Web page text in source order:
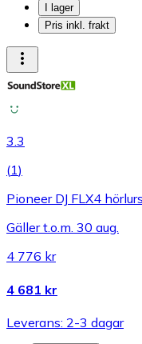
I lager
Pris inkl. frakt
3.3
(1)
Pioneer DJ FLX4
Gäller t.o.m. 30 aug.
4 776 kr
4 681 kr
Leverans: 2-3 dagar